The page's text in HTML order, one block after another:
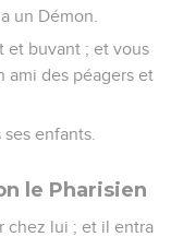
un Démon.
et buvant ; et vous
ami des péagers et
enfants.
le Pharisien
chez lui ; et il entra